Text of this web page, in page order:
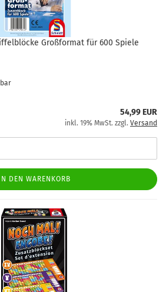
Großformat für 600 Spiele
54,99 EUR
inkl. 19% MwSt. zzgl. Versand
IN DEN WARENKORB